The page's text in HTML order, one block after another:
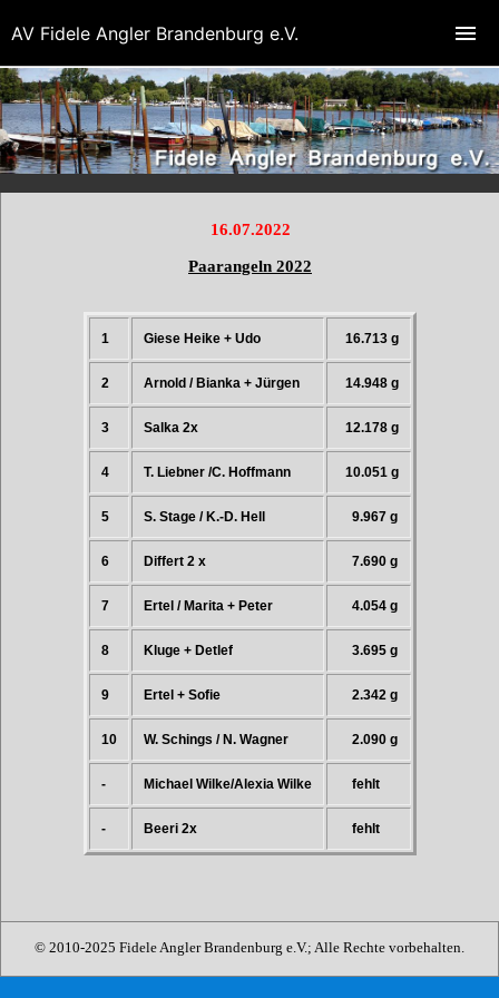
16.07.2022
Paarangeln 2022
1 Giese Heike + Udo 16.713 g
2 Arnold / Bianka + Jürgen 14.948 g
3 Salka 2x 12.178 g
4 T. Liebner /C. Hoffmann 10.051 g
5 S. Stage / K.-D. Hell 9.967 g
6 Differt 2 x 7.690 g
7 Ertel / Marita + Peter 4.054 g
8 Kluge + Detlef 3.695 g
9 Ertel + Sofie 2.342 g
10 W. Schings / N. Wagner 2.090 g
- Michael Wilke/Alexia Wilke fehlt
- Beeri 2x fehlt
© 2010-2025 Fidele Angler Brandenburg e.V.; Alle Rechte vorbehalten.
AV Fidele Angler Brandenburg e.V.